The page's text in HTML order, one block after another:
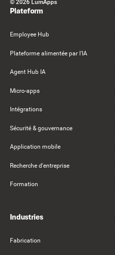
© 2026 LumApps
Plateform
Employee Hub
Plateforme alimentée par l'IA
Agent Hub IA
Micro-apps
Intégrations
Sécurité & gouvernance
Application mobile
Recherche d'entreprise
Formation
Industries
Fabrication